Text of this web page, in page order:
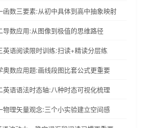
函数三要素:从初中具体到高中抽象映射
导数应用:从图像到极值的思维路径
英语阅读限时训练:扫读+精读分层练
奥数应用题:画线段图比套公式更重要
英语语法时态轴:八种时态可视化梳理
物理矢量观念:三个小实验建立空间感